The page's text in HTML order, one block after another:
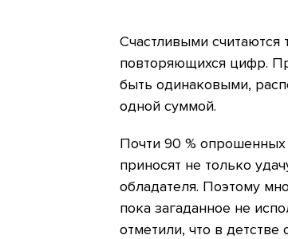
Счастливыми считаются
повторяющихся цифр.
быть одинаковыми,
одной суммой.
Почти 90 % опрошенных
приносят не только
обладателя. Поэтому
пока загаданное не
отметили, что в